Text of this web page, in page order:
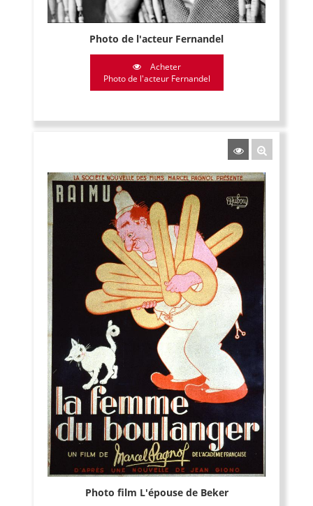
Photo de l'acteur Fernandel
Acheter
Photo de l'acteur Fernandel
Photo film L'épouse de Beker